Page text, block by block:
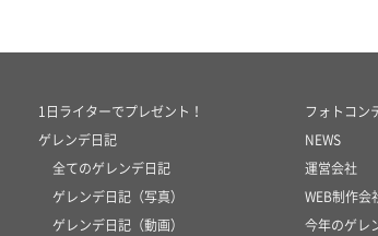
1日ライターでプレゼント！
ゲレンデ日記
全てのゲレンデ日記
ゲレンデ日記（写真）
ゲレンデ日記（動画）
フォトコン
NEWS
運営会社
WEB制作会
今年のゲレ